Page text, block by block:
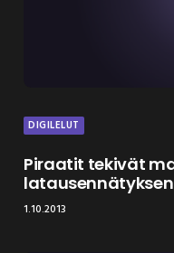
DIGILELUT
Piraatit tekivät
latausennätyksen
1.10.2013